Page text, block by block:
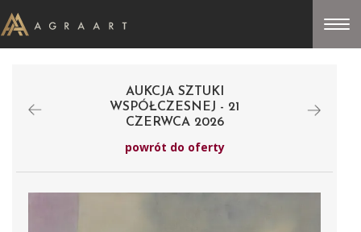
AUKCJA SZTUKI
WSPÓŁCZESNEJ - 21
CZERWCA 2026
powrót do oferty